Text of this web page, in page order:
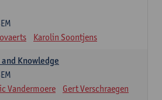
Karolin Soontjens
Knowledge
Vandermoere Gert Verschraegen